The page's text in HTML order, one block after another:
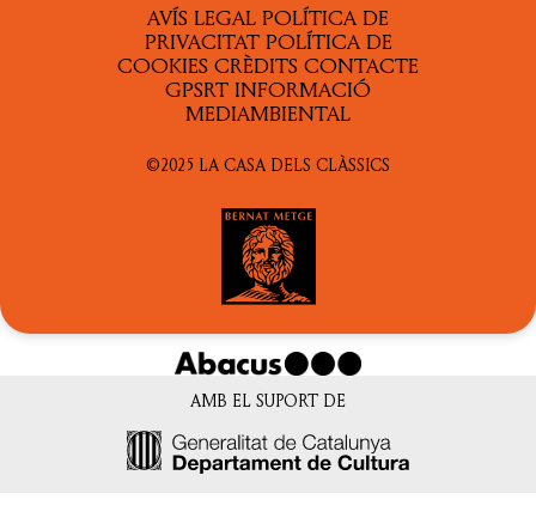
AVÍS LEGAL POLÍTICA DE
PRIVACITAT POLÍTICA DE
COOKIES CRÈDITS CONTACTE
GPSRT INFORMACIÓ
MEDIAMBIENTAL
©2025 LA CASA DELS CLÀSSICS
AMB EL SUPORT DE